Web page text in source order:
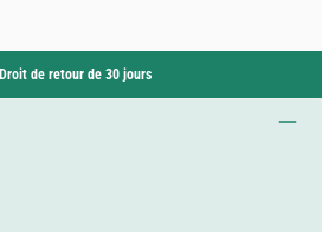
Droit de retour de 30 jours